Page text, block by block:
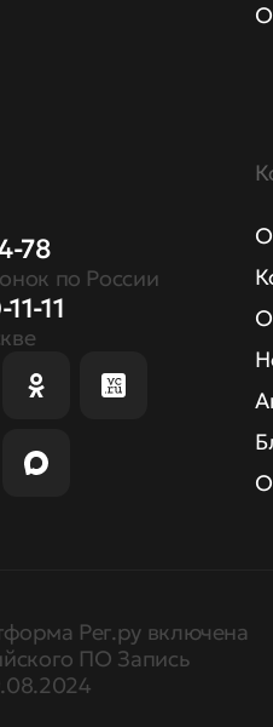
78
по России
11
Рег.ру включена
ПО Запись